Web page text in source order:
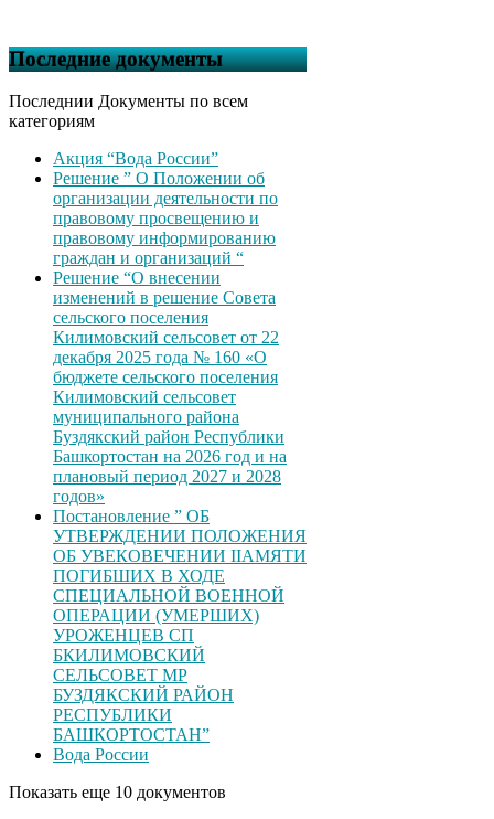
Последние документы
Последнии Документы по всем
категориям
Акция “Вода России”
Решение ” О Положении об
организации деятельности по
правовому просвещению и
правовому информированию
граждан и организаций “
Решение “О внесении
изменений в решение Совета
сельского поселения
Килимовский сельсовет от 22
декабря 2025 года № 160 «О
бюджете сельского поселения
Килимовский сельсовет
муниципального района
Буздякский район Республики
Башкортостан на 2026 год и на
плановый период 2027 и 2028
годов»
Постановление ” ОБ
УТВЕРЖДЕНИИ ПОЛОЖЕНИЯ
ОБ УВЕКОВЕЧЕНИИ ІІАМЯТИ
ПОГИБШИХ В ХОДЕ
СПЕЦИАЛЬНОЙ ВОЕННОЙ
ОПЕРАЦИИ (УМЕРШИХ)
УРОЖЕНЦЕВ CП
БКИЛИМОВСКИЙ
СЕЛЬСОВЕТ МР
БУЗДЯКСКИЙ РАЙОН
РЕСПУБЛИКИ
БАШКОРТОСТАН”
Вода России
Показать еще 10 документов